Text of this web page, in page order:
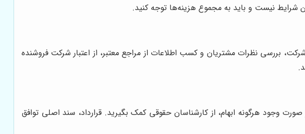
شرایط نیست و باید به مجموع هزینه‌ها توجه کنید.
بررسی نظرات مشتریان و کسب اطلاعات از مراجع معتبر، از اعتبار شرکت فروشنده
وجود هرگونه ابهام، از کارشناسان حقوقی کمک بگیرید. قرارداد، سند اصلی توافق